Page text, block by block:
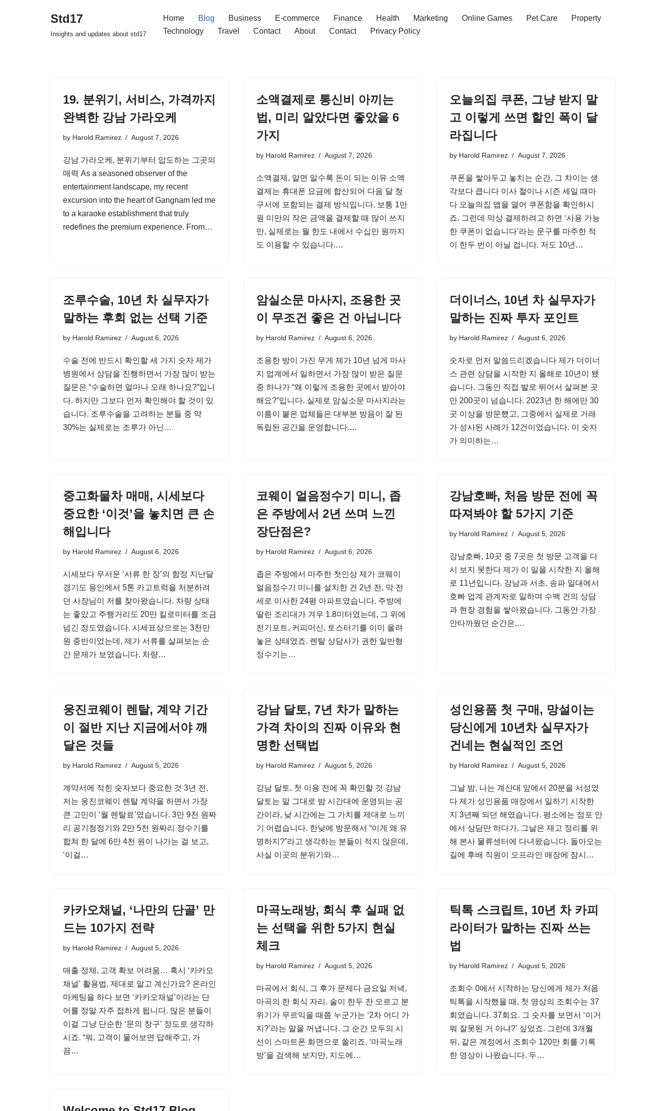
Std17
Insights and updates about std17
Home Blog Business E-commerce Finance Health Marketing Online Games Pet Care
Property
Technology
Travel Contact About Contact Privacy Policy
19. 분위기, 서비스, 가격까지
완벽한 강남 가라오케
by Harold Ramirez August 7, 2026
강남 가라오케, 분위기부터 압도하는 그곳의
매력 As a seasoned observer of the
entertainment landscape, my recent
excursion into the heart of Gangnam led me
to a karaoke establishment that truly
redefines the premium experience. From…
소액결제로 통신비 아끼는
법, 미리 알았다면 좋았을 6
가지
by Harold Ramirez August 7, 2026
소액결제, 알면 알수록 돈이 되는 이유 소액
결제는 휴대폰 요금에 합산되어 다음 달 청
구서에 포함되는 결제 방식입니다. 보통 1만
원 미만의 작은 금액을 결제할 때 많이 쓰지
만, 실제로는 월 한도 내에서 수십만 원까지
도 이용할 수 있습니다.…
오늘의집 쿠폰, 그냥 받지 말
고 이렇게 쓰면 할인 폭이 달
라집니다
by Harold Ramirez August 7, 2026
쿠폰을 쌓아두고 놓치는 순간, 그 차이는 생
각보다 큽니다 이사 철이나 시즌 세일 때마
다 오늘의집 앱을 열어 쿠폰함을 확인하시
죠. 그런데 막상 결제하려고 하면 ‘사용 가능
한 쿠폰이 없습니다’라는 문구를 마주한 적
이 한두 번이 아닐 겁니다. 저도 10년…
조루수술, 10년 차 실무자가
말하는 후회 없는 선택 기준
by Harold Ramirez August 6, 2026
수술 전에 반드시 확인할 세 가지 숫자 제가
병원에서 상담을 진행하면서 가장 많이 받는
질문은 “수술하면 얼마나 오래 하나요?”입니
다. 하지만 그보다 먼저 확인해야 할 것이 있
습니다. 조루수술을 고려하는 분들 중 약
30%는 실제로는 조루가 아닌…
암실소문 마사지, 조용한 곳
이 무조건 좋은 건 아닙니다
by Harold Ramirez August 6, 2026
조용한 방이 가진 무게 제가 10년 넘게 마사
지 업계에서 일하면서 가장 많이 받은 질문
중 하나가 “왜 이렇게 조용한 곳에서 받아야
해요?”입니다. 실제로 암실소문 마사지라는
이름이 붙은 업체들은 대부분 방음이 잘 된
독립된 공간을 운영합니다.…
더이너스, 10년 차 실무자가
말하는 진짜 투자 포인트
by Harold Ramirez August 6, 2026
숫자로 먼저 말씀드리겠습니다 제가 더이너
스 관련 상담을 시작한 지 올해로 10년이 됐
습니다. 그동안 직접 발로 뛰어서 살펴본 곳
만 200곳이 넘습니다. 2023년 한 해에만 30
곳 이상을 방문했고, 그중에서 실제로 거래
가 성사된 사례가 12건이었습니다. 이 숫자
가 의미하는…
중고화물차 매매, 시세보다
중요한 ‘이것’을 놓치면 큰 손
해입니다
by Harold Ramirez August 6, 2026
시세보다 무서운 ‘서류 한 장’의 함정 지난달
경기도 용인에서 5톤 카고트럭을 처분하려
던 사장님이 저를 찾아왔습니다. 차량 상태
는 좋았고 주행거리도 20만 킬로미터를 조금
넘긴 정도였습니다. 시세표상으로는 3천만
원 중반이었는데, 제가 서류를 살펴보는 순
간 문제가 보였습니다. 차량…
코웨이 얼음정수기 미니, 좁
은 주방에서 2년 쓰며 느낀
장단점은?
by Harold Ramirez August 6, 2026
좁은 주방에서 마주한 첫인상 제가 코웨이
얼음정수기 미니를 설치한 건 2년 전, 막 전
세로 이사한 24평 아파트였습니다. 주방에
딸린 조리대가 겨우 1.8미터였는데, 그 위에
전기포트, 커피머신, 토스터기를 이미 올려
놓은 상태였죠. 렌탈 상담사가 권한 일반형
정수기는…
강남호빠, 처음 방문 전에 꼭
따져봐야 할 5가지 기준
by Harold Ramirez August 5, 2026
강남호빠, 10곳 중 7곳은 첫 방문 고객을 다
시 보지 못한다 제가 이 일을 시작한 지 올해
로 11년입니다. 강남과 서초, 송파 일대에서
호빠 업계 관계자로 일하며 수백 건의 상담
과 현장 경험을 쌓아왔습니다. 그동안 가장
안타까웠던 순간은,…
웅진코웨이 렌탈, 계약 기간
이 절반 지난 지금에서야 깨
달은 것들
by Harold Ramirez August 5, 2026
계약서에 적힌 숫자보다 중요한 것 3년 전,
저는 웅진코웨이 렌탈 계약을 하면서 가장
큰 고민이 ‘월 렌탈료’였습니다. 3만 9천 원짜
리 공기청정기와 2만 5천 원짜리 정수기를
합쳐 한 달에 6만 4천 원이 나가는 걸 보고,
‘이걸…
강남 달토, 7년 차가 말하는
가격 차이의 진짜 이유와 현
명한 선택법
by Harold Ramirez August 5, 2026
강남 달토, 첫 이용 전에 꼭 확인할 것 강남
달토는 말 그대로 밤 시간대에 운영되는 공
간이라, 낮 시간에는 그 가치를 제대로 느끼
기 어렵습니다. 한낮에 방문해서 “이게 왜 유
명하지?”라고 생각하는 분들이 적지 않은데,
사실 이곳의 분위기와…
성인용품 첫 구매, 망설이는
당신에게 10년차 실무자가
건네는 현실적인 조언
by Harold Ramirez August 5, 2026
그날 밤, 나는 계산대 앞에서 20분을 서성였
다 제가 성인용품 매장에서 일하기 시작한
지 3년째 되던 해였습니다. 평소에는 점포 안
에서 상담만 하다가, 그날은 재고 정리를 위
해 본사 물류센터에 다녀왔습니다. 돌아오는
길에 후배 직원이 오프라인 매장에 잠시…
카카오채널, ‘나만의 단골’ 만
드는 10가지 전략
by Harold Ramirez August 5, 2026
매출 정체, 고객 확보 어려움… 혹시 ‘카카오
채널’ 활용법, 제대로 알고 계신가요? 온라인
마케팅을 하다 보면 ‘카카오채널’이라는 단
어를 정말 자주 접하게 됩니다. 많은 분들이
이걸 그냥 단순한 ‘문의 창구’ 정도로 생각하
시죠. “뭐, 고객이 물어보면 답해주고, 가
끔…
마곡노래방, 회식 후 실패 없
는 선택을 위한 5가지 현실
체크
by Harold Ramirez August 5, 2026
마곡에서 회식, 그 후가 문제다 금요일 저녁,
마곡의 한 회식 자리. 술이 한두 잔 오르고 분
위기가 무르익을 때쯤 누군가는 ‘2차 어디 가
지?’라는 말을 꺼냅니다. 그 순간 모두의 시
선이 스마트폰 화면으로 쏠리죠. ‘마곡노래
방’을 검색해 보지만, 지도에…
틱톡 스크립트, 10년 차 카피
라이터가 말하는 진짜 쓰는
법
by Harold Ramirez August 5, 2026
조회수 0에서 시작하는 당신에게 제가 처음
틱톡을 시작했을 때, 첫 영상의 조회수는 37
회였습니다. 37회요. 그 숫자를 보면서 ‘이거
뭐 잘못된 거 아냐?’ 싶었죠. 그런데 3개월
뒤, 같은 계정에서 조회수 120만 회를 기록
한 영상이 나왔습니다. 두…